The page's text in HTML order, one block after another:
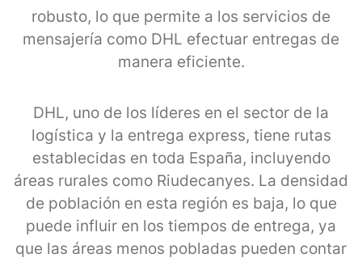
robusto, lo que permite a los servicios de
mensajería como DHL efectuar entregas de
manera eficiente.
DHL, uno de los líderes en el sector de la
logística y la entrega express, tiene rutas
establecidas en toda España, incluyendo
áreas rurales como Riudecanyes. La densidad
de población en esta región es baja, lo que
puede influir en los tiempos de entrega, ya
que las áreas menos pobladas pueden contar